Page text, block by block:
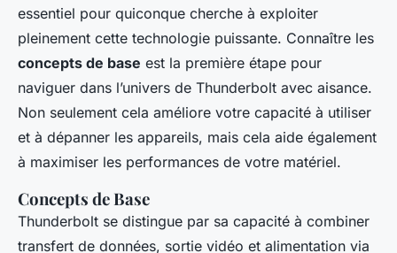
essentiel pour quiconque cherche à exploiter
pleinement cette technologie puissante. Connaître les
concepts de base est la première étape pour
naviguer dans l’univers de Thunderbolt avec aisance.
Non seulement cela améliore votre capacité à utiliser
et à dépanner les appareils, mais cela aide également
à maximiser les performances de votre matériel.
Concepts de Base
Thunderbolt se distingue par sa capacité à combiner
transfert de données, sortie vidéo et alimentation via